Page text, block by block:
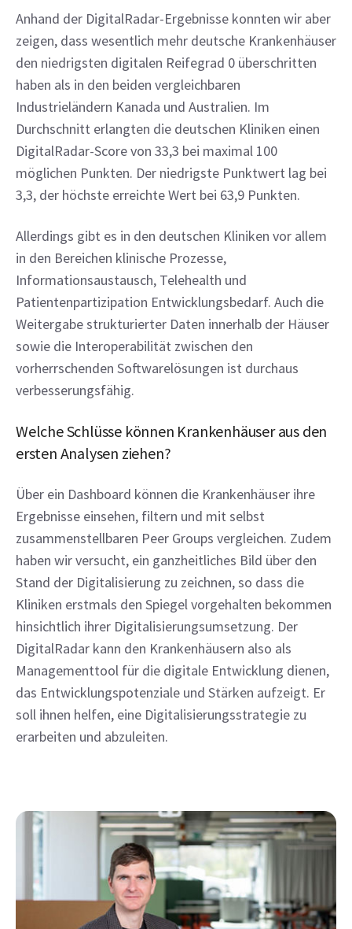
Anhand der DigitalRadar-Ergebnisse konnten wir aber
zeigen, dass wesentlich mehr deutsche Krankenhäuser
den niedrigsten digitalen Reifegrad 0 überschritten
haben als in den beiden vergleichbaren
Industrieländern Kanada und Australien. Im
Durchschnitt erlangten die deutschen Kliniken einen
DigitalRadar-Score von 33,3 bei maximal 100
möglichen Punkten. Der niedrigste Punktwert lag bei
3,3, der höchste erreichte Wert bei 63,9 Punkten.
Allerdings gibt es in den deutschen Kliniken vor allem
in den Bereichen klinische Prozesse,
Informationsaustausch, Telehealth und
Patientenpartizipation Entwicklungsbedarf. Auch die
Weitergabe strukturierter Daten innerhalb der Häuser
sowie die Interoperabilität zwischen den
vorherrschenden Softwarelösungen ist durchaus
verbesserungsfähig.
Welche Schlüsse können Krankenhäuser aus den
ersten Analysen ziehen?
Über ein Dashboard können die Krankenhäuser ihre
Ergebnisse einsehen, filtern und mit selbst
zusammenstellbaren Peer Groups vergleichen. Zudem
haben wir versucht, ein ganzheitliches Bild über den
Stand der Digitalisierung zu zeichnen, so dass die
Kliniken erstmals den Spiegel vorgehalten bekommen
hinsichtlich ihrer Digitalisierungsumsetzung. Der
DigitalRadar kann den Krankenhäusern also als
Managementtool für die digitale Entwicklung dienen,
das Entwicklungspotenziale und Stärken aufzeigt. Er
soll ihnen helfen, eine Digitalisierungsstrategie zu
erarbeiten und abzuleiten.